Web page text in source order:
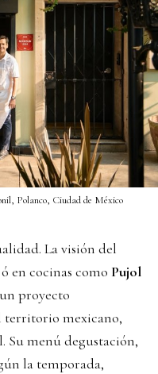
Polanco, Ciudad de México
La visión del
en cocinas como Pujol
proyecto
territorio mexicano,
Su menú degustación,
la temporada,